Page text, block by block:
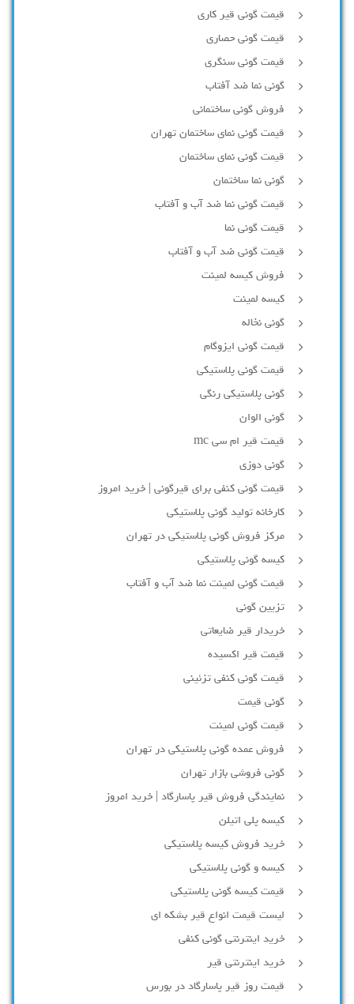
قیمت گونی قیر کاری
قیمت گونی حصاری
قیمت گونی سنگری
گونی نما ضد آفتاب
فروش گونی ساختمانی
قیمت گونی نمای ساختمان تهران
قیمت گونی نمای ساختمان
گونی نما ساختمان
قیمت گونی نما ضد آب و آفتاب
قیمت گونی نما
قیمت گونی ضد آب و آفتاب
فروش کیسه لمینت
کیسه لمینت
گونی نخاله
قیمت گونی ایزوگام
قیمت گونی پلاستیکی
گونی پلاستیکی رنگی
گونی الوان
قیمت قیر ام سی mc
گونی دوزی
قیمت گونی کنفی برای قیرگونی | خرید امروز
کارخانه تولید گونی پلاستیکی
مرکز فروش گونی پلاستیکی در تهران
کیسه گونی پلاستیکی
قیمت گونی لمینت نما ضد آب و آفتاب
تزیین گونی
خریدار قیر ضایعاتی
قیمت قیر اکسیده
قیمت گونی کنفی تزئینی
گونی قیمت
قیمت گونی لمینت
فروش عمده گونی پلاستیکی در تهران
گونی فروشی بازار تهران
نمایندگی فروش قیر پاسارگاد | خرید امروز
کیسه پلی اتیلن
خرید فروش کیسه پلاستیکی
کیسه و گونی پلاستیکی
قیمت کیسه گونی پلاستیکی
لیست قیمت انواع قیر بشکه ای
خرید اینترنتی گونی کنفی
خرید اینترنتی قیر
قیمت روز قیر پاسارگاد در بورس